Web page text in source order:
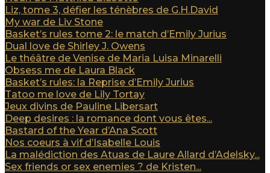
Liz, tome 3, défier les ténèbres de G.H.David
My war de Liv Stone
Basket’s rules tome 2: le match d’Emily Jurius
Dual love de Shirley J. Owens
Le théâtre de Venise de Maria Luisa Minarelli
Obsess me de Laura Black
Basket’s rules: la Reprise d’Emily Jurius
Tatoo me love de Lily Tortay
Jeux divins de Pauline Libersart
Deep desires : la romance dont vous êtes...
Bastard of the Year d’Ana Scott
Nos coeurs à vif d’Isabelle Louis
La malédiction des Atuas de Laure Allard d’Adelsky...
Sex friends or sex enemies ? de Kristen...